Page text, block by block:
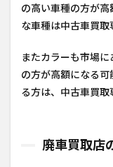
の高い車種の方が
な車種は中古車買取
またカラーも市場
の方が高額になる
る方は、中古車買取
廃車買取店